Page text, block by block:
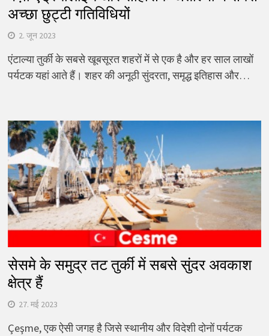
अच्छा छुट्टी गतिविधियों
2. जून 2023
एंटाल्या तुर्की के सबसे खूबसूरत शहरों में से एक है और हर साल लाखों
पर्यटक यहां आते हैं। शहर की अनूठी सुंदरता, समृद्ध इतिहास और…
सेसमे के समुद्र तट तुर्की में सबसे सुंदर अवकाश
क्षेत्र हैं
27. मई 2023
Çeşme, एक ऐसी जगह है जिसे स्थानीय और विदेशी दोनों पर्यटक